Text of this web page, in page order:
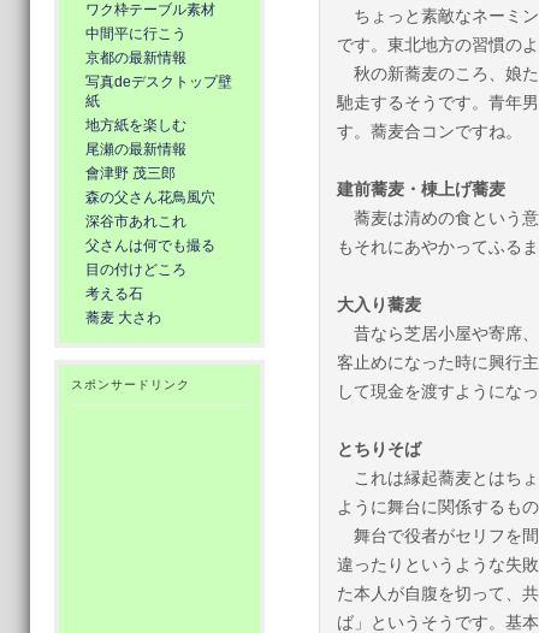
ワク枠テーブル素材
中間平に行こう
京都の最新情報
写真deデスクトップ壁
紙
地方紙を楽しむ
尾瀬の最新情報
會津野 茂三郎
森の父さん花鳥風穴
深谷市あれこれ
父さんは何でも撮る
目の付けどころ
考える石
蕎麦 大さわ
スポンサードリンク
ちょっと素敵なネーミ
です。東北地方の習慣の
秋の新蕎麦のころ、娘
馳走するそうです。青年
す。蕎麦合コンですね。
建前蕎麦・棟上げ蕎麦
蕎麦は清めの食という
もそれにあやかってふる
大入り蕎麦
昔なら芝居小屋や寄席
客止めになった時に興行
して現金を渡すようにな
とちりそば
これは縁起蕎麦とはち
ように舞台に関係するも
舞台で役者がセリフを
違ったりというような失
た本人が自腹を切って、
ば」というそうです。基